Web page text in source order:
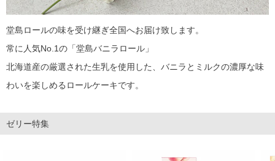
堂島ロールの味を受け継ぎ全国へお届け致します。
常に人気No.1の「堂島バニラロール」
北海道産の厳選された生乳を使用した、バニラとミルクの濃厚な味
わいを楽しめるロールケーキです。
ゼリー特集